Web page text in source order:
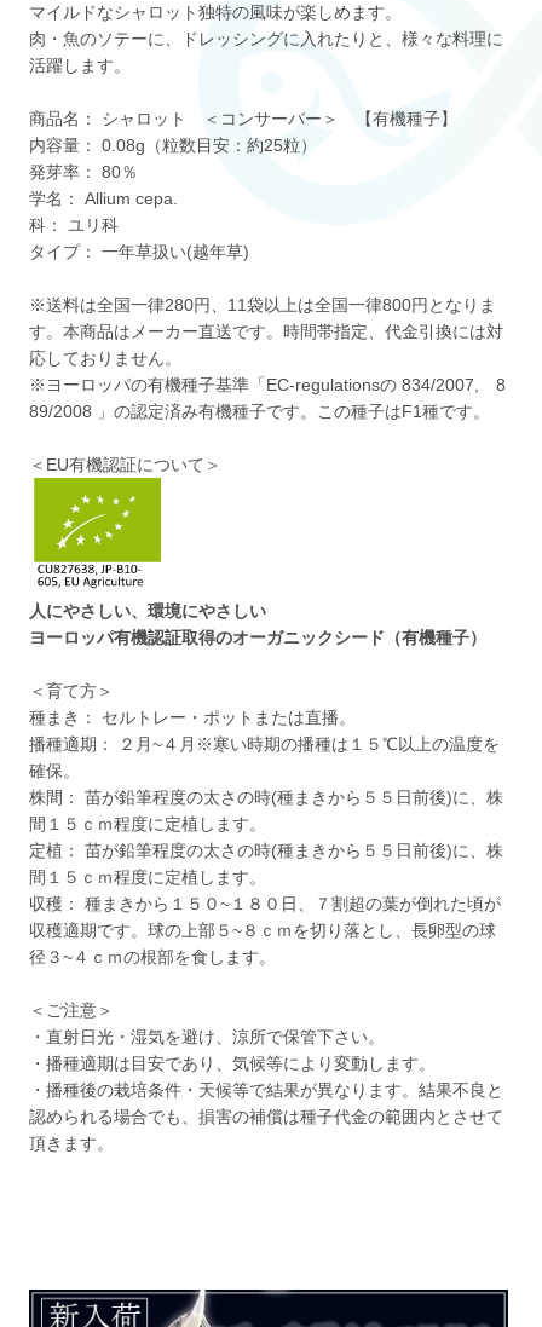
マイルドなシャロット独特の風味が楽しめます。
肉・魚のソテーに、ドレッシングに入れたりと、様々な料理に
活躍します。
商品名： シャロット ＜コンサーバー＞ 【有機種子】
内容量： 0.08g（粒数目安：約25粒）
発芽率： 80％
学名： Allium cepa.
科： ユリ科
タイプ： 一年草扱い(越年草)
※送料は全国一律280円、11袋以上は全国一律800円となりま
す。本商品はメーカー直送です。時間帯指定、代金引換には対
応しておりません。
※ヨーロッパの有機種子基準「EC-regulationsの 834/2007, 8
89/2008 」の認定済み有機種子です。この種子はF1種です。
＜EU有機認証について＞
人にやさしい、環境にやさしい
ヨーロッパ有機認証取得のオーガニックシード（有機種子）
＜育て方＞
種まき： セルトレー・ポットまたは直播。
播種適期： ２月~４月※寒い時期の播種は１５℃以上の温度を
確保。
株間： 苗が鉛筆程度の太さの時(種まきから５５日前後)に、株
間１５ｃｍ程度に定植します。
定植： 苗が鉛筆程度の太さの時(種まきから５５日前後)に、株
間１５ｃｍ程度に定植します。
収穫： 種まきから１５０~１８０日、７割超の葉が倒れた頃が
収穫適期です。球の上部５~８ｃｍを切り落とし、長卵型の球
径３~４ｃｍの根部を食します。
＜ご注意＞
・直射日光・湿気を避け、涼所で保管下さい。
・播種適期は目安であり、気候等により変動します。
・播種後の栽培条件・天候等で結果が異なります。結果不良と
認められる場合でも、損害の補償は種子代金の範囲内とさせて
頂きます。